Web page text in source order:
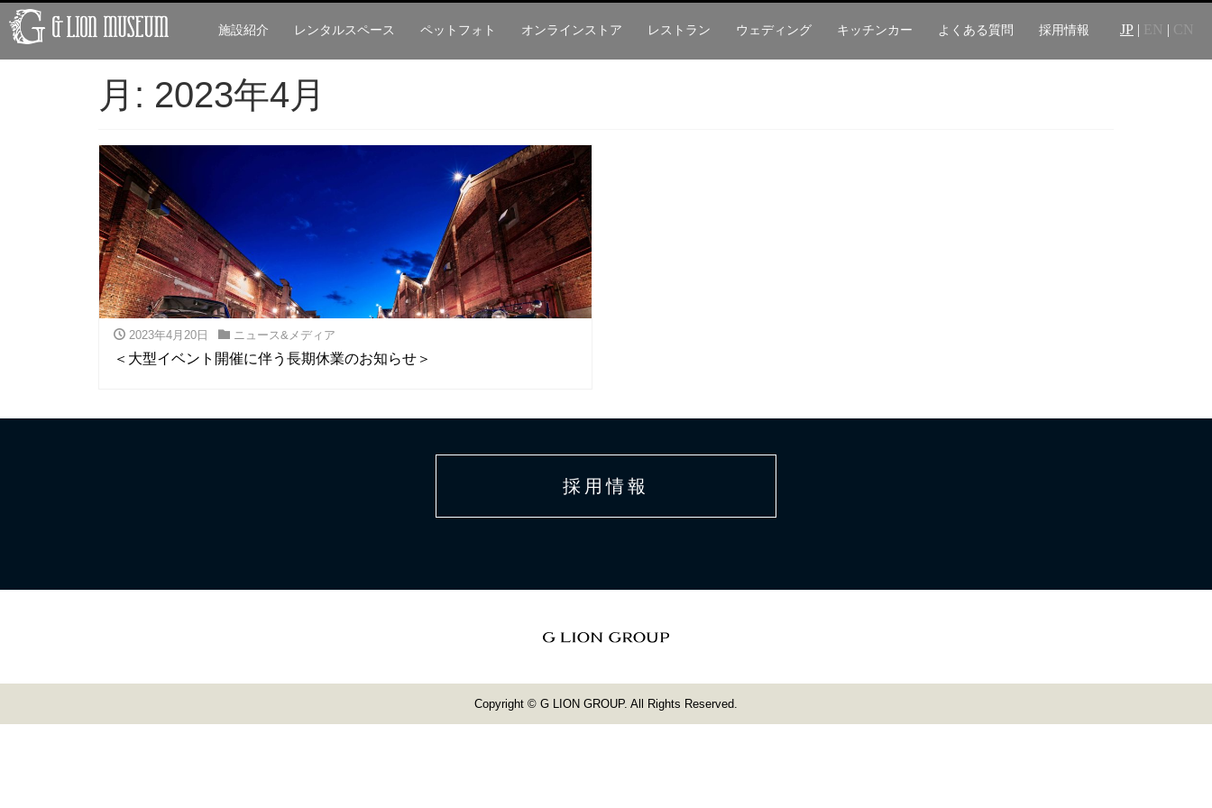
施設紹介 レンタルスペース ペットフォト オンラインストア レストラン ウェディング キッチンカー よくある質問 採用情報 JP | EN | CN
月: 2023年4月
2023年4月20日 ニュース&メディア
＜大型イベント開催に伴う長期休業のお知らせ＞
採用情報
Copyright © G LION GROUP. All Rights Reserved.